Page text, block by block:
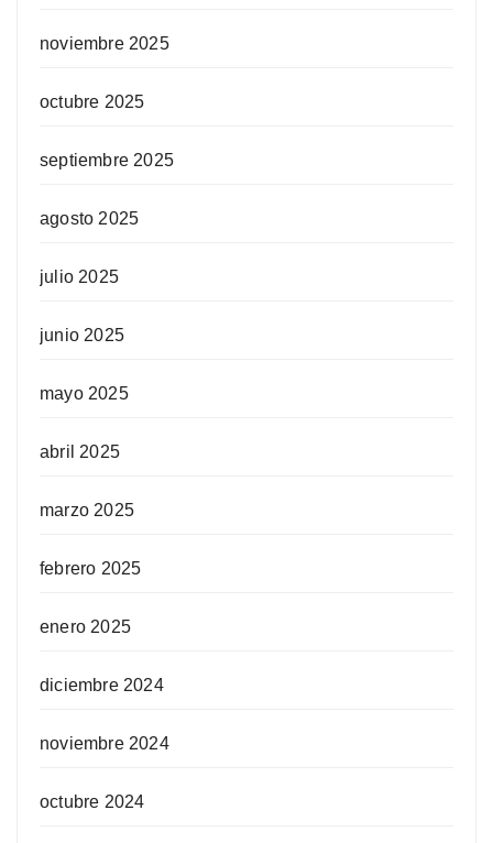
noviembre 2025
octubre 2025
septiembre 2025
agosto 2025
julio 2025
junio 2025
mayo 2025
abril 2025
marzo 2025
febrero 2025
enero 2025
diciembre 2024
noviembre 2024
octubre 2024